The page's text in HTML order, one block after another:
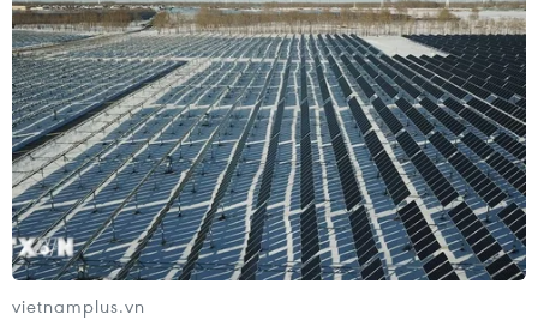
Việt Nam để Singapore cầm hòa trên
sân nhà Mỹ Đình
31/07/2026 15:42
Nhận định Timor Leste vs
Indonesia: Chiến binh vạn đảo quyết
‘đè bẹp’ đội chủ nhà để độc chiếm
ngôi nhất bảng A
31/07/2026 04:46
vietnamplus.vn